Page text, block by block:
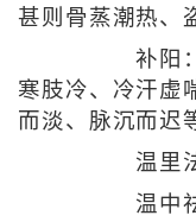
甚则骨蒸潮热、
补阳：
寒肢冷、冷汗虚
而淡、脉沉而迟
温里
温中祛